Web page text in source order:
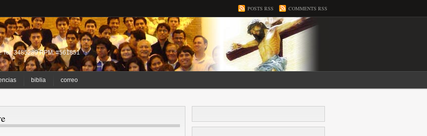
POSTS RSS COMMENTS RSS
Tel: 3485289 RPM: #561851
biblia correo